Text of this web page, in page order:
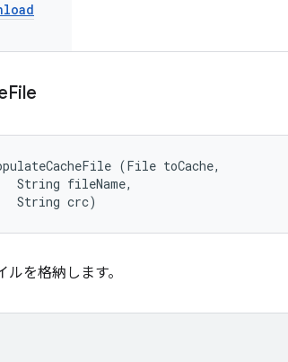
File
(File toCache,
String fileName,
String crc)
を格納します。